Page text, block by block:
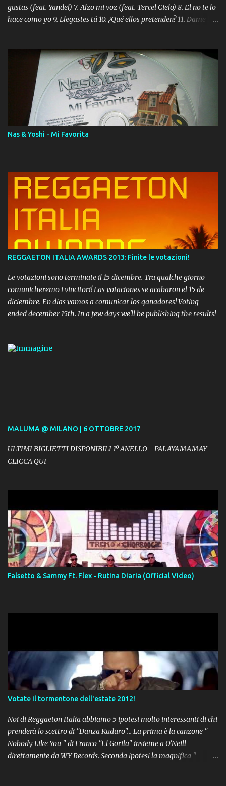
gustas (feat. Yandel) 7. Alzo mi voz (feat. Tercel Cielo) 8. El no te lo
hace como yo 9. Llegastes tú 10. ¿Qué ellos pretenden? 11. Dame la
Digital Booklet – Invicto ----------------------------- Nota:
Album proposto al massimo della qualità in formato iTunes Plus
AAC M4A; comprato su iTunes e a disposizione vostra per il
download. REGGAETON ITALIA Nosotros Somos Los Del
Momento!
Nas & Yoshi - Mi Favorita
REGGAETON ITALIA AWARDS 2013: Finite le votazioni!
Le votazioni sono terminate il 15 dicembre. Tra qualche giorno
comunicheremo i vincitori! Las votaciones se acabaron el 15 de
diciembre. En dias vamos a comunicar los ganadores! Voting
ended december 15th. In a few days we'll be publishing the results!
MALUMA @ MILANO | 6 OTTOBRE 2017
ULTIMI BIGLIETTI DISPONIBILI 1º ANELLO - PALAYAMAMAY
CLICCA QUI
Falsetto & Sammy Ft. Flex - Rutina Diaria (Official Video)
Votate il tormentone dell'estate 2012!
Noi di Reggaeton Italia abbiamo 5 ipotesi molto interessanti di chi
prenderà lo scettro di "Danza Kuduro"... La prima è la canzone "
Nobody Like You " di Franco "El Gorila" insieme a O'Neill
direttamente da WY Records. Seconda ipotesi la magnifica "